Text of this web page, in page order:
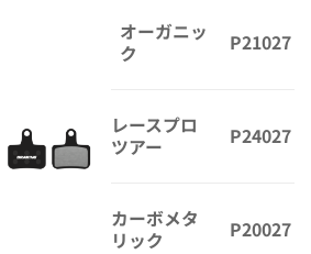
オーガニッ
ク
P21027
レースプロ
ツアー
P24027
カーボメタ
リック
P20027